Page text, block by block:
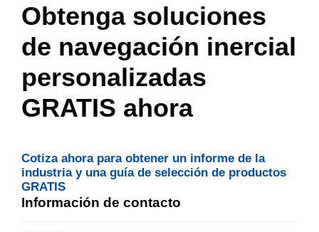
Obtenga soluciones
de navegación inercial
personalizadas
GRATIS ahora
Cotiza ahora para obtener un informe de la
industria y una guía de selección de productos
GRATIS
Información de contacto